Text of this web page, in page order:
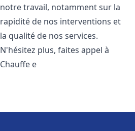
notre travail, notamment sur la
rapidité de nos interventions et
la qualité de nos services.
N'hésitez plus, faites appel à
Chauffe e